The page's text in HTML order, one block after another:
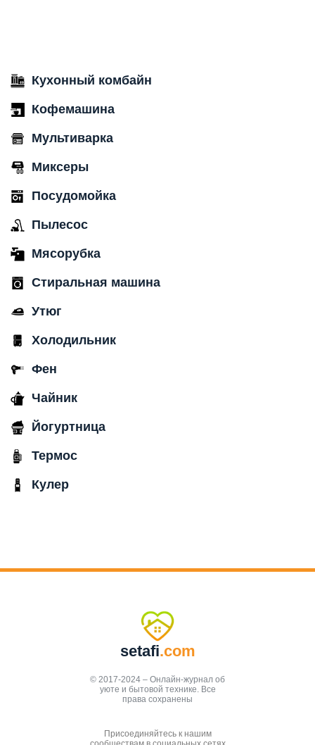
Кухонный комбайн
Кофемашина
Мультиварка
Миксеры
Посудомойка
Пылесос
Мясорубка
Стиральная машина
Утюг
Холодильник
Фен
Чайник
Йогуртница
Термос
Кулер
setafi.com
© 2017-2024 – Онлайн-журнал об
уюте и бытовой технике. Все
права сохранены
Присоединяйтесь к нашим